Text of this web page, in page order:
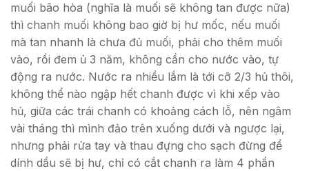
muối bão hòa (nghĩa là muối sẽ không tan được nữa)
thì chanh muối không bao giờ bị hư mốc, nếu muối
mà tan nhanh là chưa đủ muối, phải cho thêm muối
vào, rồi đem ủ 3 năm, không cần cho nước vào, tự
động ra nước. Nước ra nhiều lắm là tới cỡ 2/3 hủ thôi,
không thể nào ngập hết chanh được vì khi xếp vào
hủ, giữa các trái chanh có khoảng cách lỗ, nên ngâm
vài tháng thì mình đảo trên xuống dưới và ngược lại,
nhưng phải rửa tay và thau đựng cho sạch đừng để
dính dầu sẽ bị hư, chỉ có cắt chanh ra làm 4 phần